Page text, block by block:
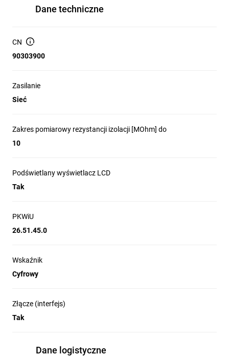
Dane techniczne
CN
90303900
Zasilanie
Sieć
Zakres pomiarowy rezystancji izolacji [MOhm] do
10
Podświetlany wyświetlacz LCD
Tak
PKWiU
26.51.45.0
Wskaźnik
Cyfrowy
Złącze (interfejs)
Tak
Dane logistyczne